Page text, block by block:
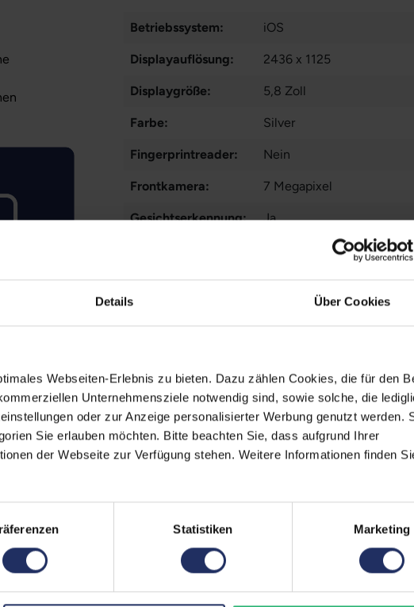
Details Über Cookies
Webseiten-Erlebnis zu bieten. Dazu zählen Cookies, die für den
Unternehmensziele notwendig sind, sowie solche, die
oder zur Anzeige personalisierter Werbung genutzt werden.
Sie erlauben möchten. Bitte beachten Sie, dass aufgrund Ihrer
der Webseite zur Verfügung stehen. Weitere Informationen finden
Statistiken Marketing
Betriebssystem: iOS
Displayauflösung: 2436 x 1125
Displaygröße: 5,8 Zoll
Farbe: Silver
Fingerprintreader: Nein
Frontkamera: 7 Megapixel
Gesichtserkennung: Ja
Kommunikation: LTE, Bluetooth, Galileo,
Mehr anzeigen
Paneltyp: OLED
Pixeldichte: 458 ppi
Prozessorkerne: 6
SIM-Kartenslot:
Schnittstellen: